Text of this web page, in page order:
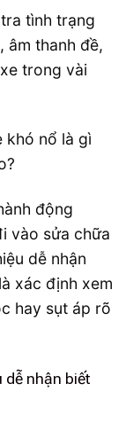
tình trạng
âm thanh đề,
trong vài
động
vào sửa chữa
dễ nhận
xác định xem
hay sụt áp rõ
dễ nhận biết